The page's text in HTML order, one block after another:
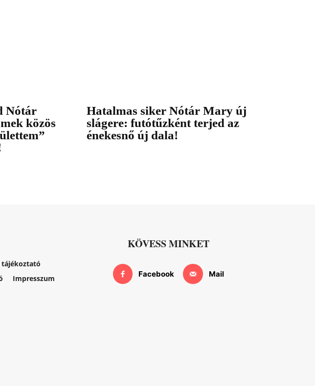
Nótár
közös
Hatalmas siker Nótár Mary új
slágere: futótűzként terjed az
énekesnő új dala!
tájékoztató
Impresszum
KÖVESS MINKET
Facebook Mail